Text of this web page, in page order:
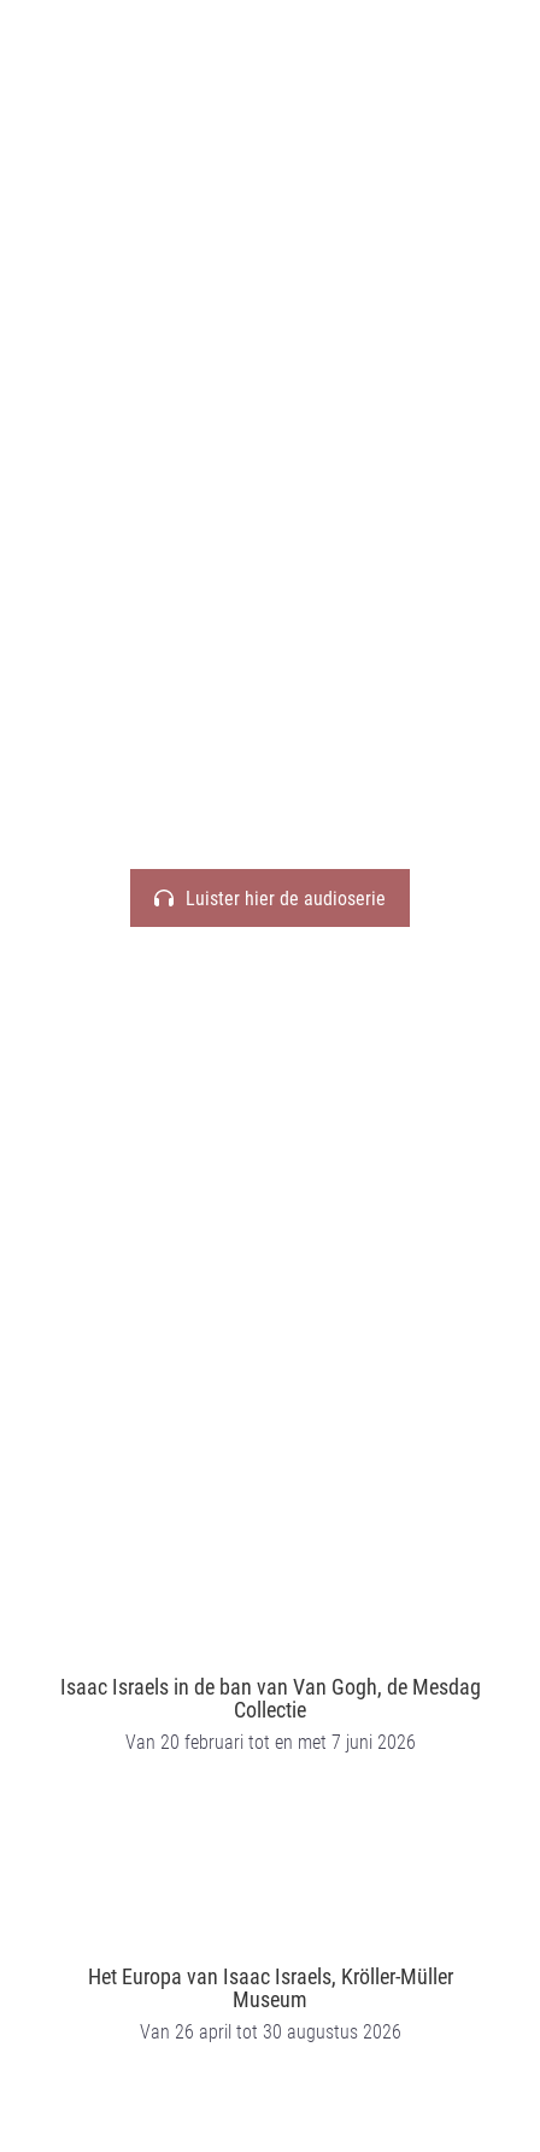
Luister hier de audioserie
Isaac Israels in de ban van Van Gogh, de Mesdag
Collectie
Van 20 februari tot en met 7 juni 2026
Het Europa van Isaac Israels, Kröller-Müller
Museum
Van 26 april tot 30 augustus 2026